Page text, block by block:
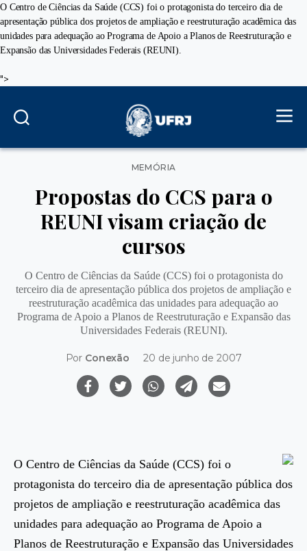
O Centro de Ciências da Saúde (CCS) foi o protagonista do terceiro dia de
apresentação pública dos projetos de ampliação e reestruturação acadêmica das
unidades para adequação ao Programa de Apoio a Planos de Reestruturação e
Expansão das Universidades Federais (REUNI).
">
Categorias
MEMÓRIA
Propostas do CCS para o
REUNI visam criação de
cursos
O Centro de Ciências da Saúde (CCS) foi o protagonista do
terceiro dia de apresentação pública dos projetos de ampliação e
reestruturação acadêmica das unidades para adequação ao
Programa de Apoio a Planos de Reestruturação e Expansão das
Universidades Federais (REUNI).
Por Conexão 20 de junho de 2007
O Centro de Ciências da Saúde (CCS) foi o
protagonista do terceiro dia de apresentação pública dos
projetos de ampliação e reestruturação acadêmica das
unidades para adequação ao Programa de Apoio a
Planos de Reestruturação e Expansão das Universidades